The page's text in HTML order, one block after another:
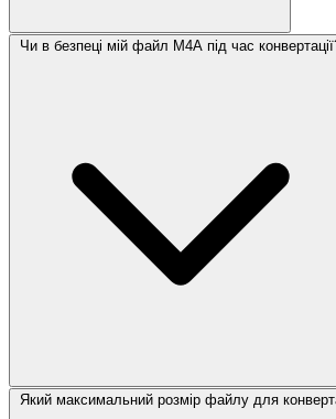
Чи в безпеці мій файл M4A під час
Який максимальний розмір файлу для